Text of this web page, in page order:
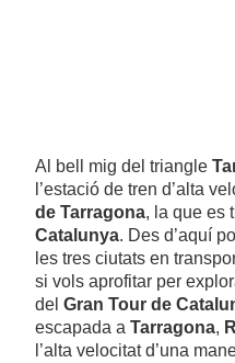
Al bell mig del triangle
l’estació de tren d’alta
de Tarragona, la que es
Catalunya. Des d’aquí
les tres ciutats en
si vols aprofitar per
del Gran Tour de
escapada a Tarragona,
l’alta velocitat d’una